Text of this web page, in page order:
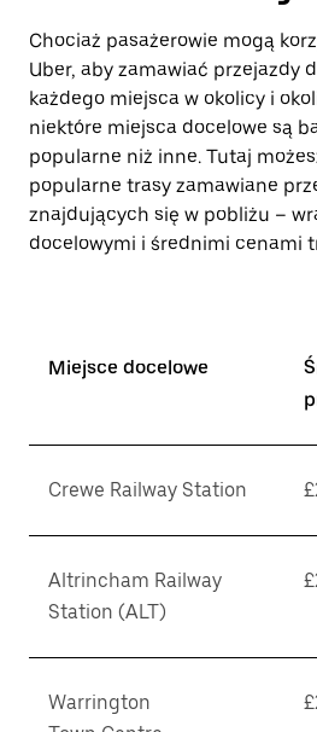
Chociaż pasażerowie mogą
Uber, aby zamawiać przejazdy
każdego miejsca w okolicy i
niektóre miejsca docelowe są
popularne niż inne. Tutaj
popularne trasy zamawiane
znajdujących się w pobliżu –
docelowymi i średnimi cenami
Miejsce docelowe
Crewe Railway Station
Altrincham Railway
Station (ALT)
Warrington